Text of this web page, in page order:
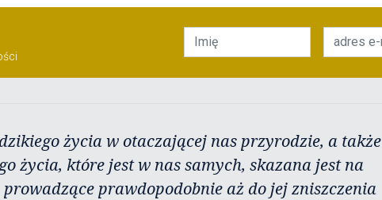
życia w otaczającej nas przyrodzie, a także
życia, które jest w nas samych, skazana jest na
prawdopodobnie aż do jej zniszczenia